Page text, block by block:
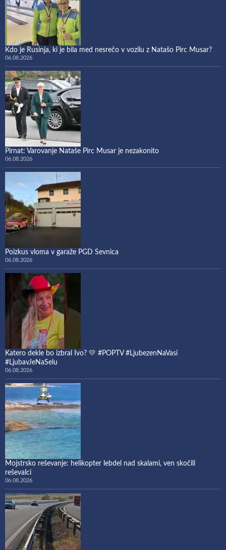
Kdo je Rusinja, ki je bila med nesrečo v vozilu z Natašo Pirc Musar?
06.08.2026
Pirnat: Varovanje Nataše Pirc Musar je nezakonito
06.08.2026
Poizkus vloma v garaže PGD Sevnica
06.08.2026
Katero dekle bo izbral Ivo? 💛 #POPTV #LjubezenNaVasi
#LjubavJeNaSelu
06.08.2026
Mojstrsko reševanje: helikopter lebdel nad skalami, ven skočili
reševalci
06.08.2026